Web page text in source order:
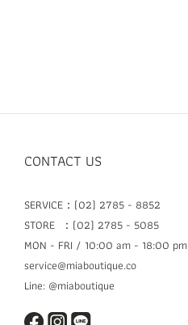
CONTACT US
SERVICE：(02) 2785 - 8852
STORE ：(02) 2785 - 5085
MON - FRI / 10:00 am - 18:00 pm
service@miaboutique.co
Line: @miaboutique